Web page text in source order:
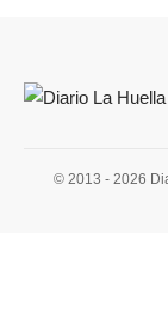
© 2013 - 2026